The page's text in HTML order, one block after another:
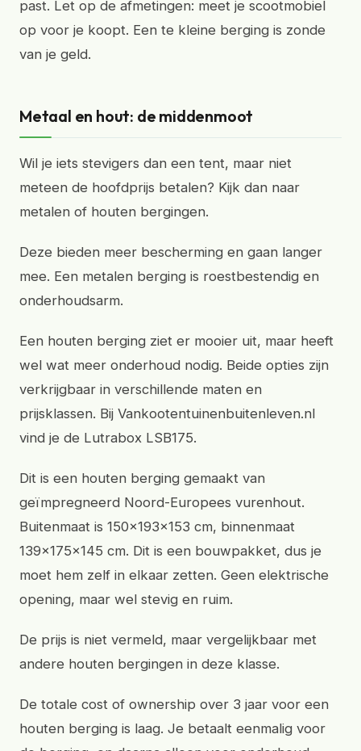
past. Let op de afmetingen: meet je scootmobiel
op voor je koopt. Een te kleine berging is zonde
van je geld.
Metaal en hout: de middenmoot
Wil je iets stevigers dan een tent, maar niet
meteen de hoofdprijs betalen? Kijk dan naar
metalen of houten bergingen.
Deze bieden meer bescherming en gaan langer
mee. Een metalen berging is roestbestendig en
onderhoudsarm.
Een houten berging ziet er mooier uit, maar heeft
wel wat meer onderhoud nodig. Beide opties zijn
verkrijgbaar in verschillende maten en
prijsklassen. Bij Vankootentuinenbuitenleven.nl
vind je de Lutrabox LSB175.
Dit is een houten berging gemaakt van
geïmpregneerd Noord-Europees vurenhout.
Buitenmaat is 150x193x153 cm, binnenmaat
139x175x145 cm. Dit is een bouwpakket, dus je
moet hem zelf in elkaar zetten. Geen elektrische
opening, maar wel stevig en ruim.
De prijs is niet vermeld, maar vergelijkbaar met
andere houten bergingen in deze klasse.
De totale cost of ownership over 3 jaar voor een
houten berging is laag. Je betaalt eenmalig voor